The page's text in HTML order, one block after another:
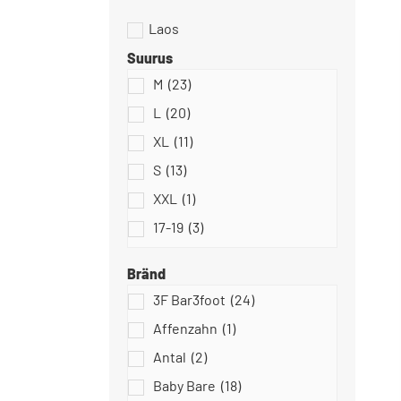
Slipstop
Stitch & Walk
Suurus
M (23)
L
(20)
XL
(11)
S (13)
XXL
(1)
17-19 (3)
18-20
(49)
Bränd
3F Bar3foot (24)
Affenzahn (1)
Antal (2)
Baby Bare (18)